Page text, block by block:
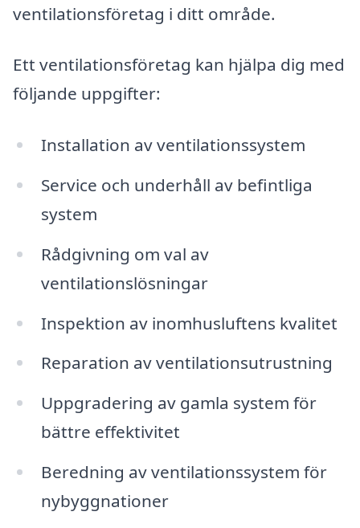
ventilationsföretag i ditt område.
Ett ventilationsföretag kan hjälpa dig med
följande uppgifter:
Installation av ventilationssystem
Service och underhåll av befintliga
system
Rådgivning om val av
ventilationslösningar
Inspektion av inomhusluftens kvalitet
Reparation av ventilationsutrustning
Uppgradering av gamla system för
bättre effektivitet
Beredning av ventilationssystem för
nybyggnationer